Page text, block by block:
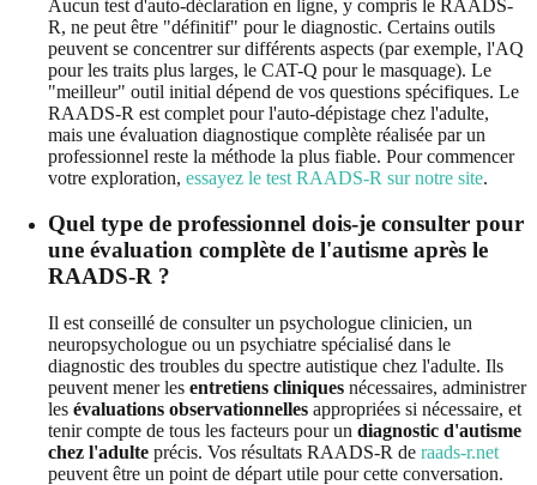
Aucun test d'auto-déclaration en ligne, y compris le RAADS-
R, ne peut être "définitif" pour le diagnostic. Certains outils
peuvent se concentrer sur différents aspects (par exemple, l'AQ
pour les traits plus larges, le CAT-Q pour le masquage). Le
"meilleur" outil initial dépend de vos questions spécifiques. Le
RAADS-R est complet pour l'auto-dépistage chez l'adulte,
mais une évaluation diagnostique complète réalisée par un
professionnel reste la méthode la plus fiable. Pour commencer
votre exploration, essayez le test RAADS-R sur notre site.
Quel type de professionnel dois-je consulter pour
une évaluation complète de l'autisme après le
RAADS-R ?
Il est conseillé de consulter un psychologue clinicien, un
neuropsychologue ou un psychiatre spécialisé dans le
diagnostic des troubles du spectre autistique chez l'adulte. Ils
peuvent mener les entretiens cliniques nécessaires, administrer
les évaluations observationnelles appropriées si nécessaire, et
tenir compte de tous les facteurs pour un diagnostic d'autisme
chez l'adulte précis. Vos résultats RAADS-R de raads-r.net
peuvent être un point de départ utile pour cette conversation.